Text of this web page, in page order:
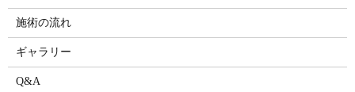
施術の流れ
ギャラリー
Q&A